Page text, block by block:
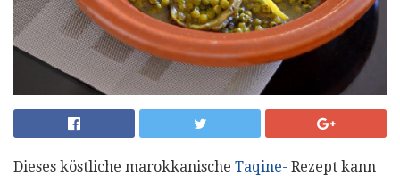
Dieses köstliche marokkanische Taqine- Rezept kann